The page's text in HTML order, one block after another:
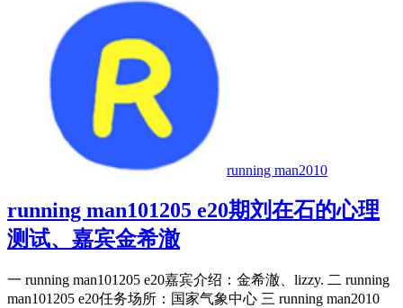
running man2010
running man101205 e20期刘在石的心理
测试、嘉宾金希澈
一 running man101205 e20嘉宾介绍：金希澈、lizzy. 二 running
man101205 e20任务场所：国家气象中心 三 running man2010